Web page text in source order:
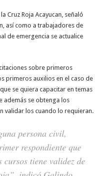
Cruz Roja Acayucan, señaló
así como a trabajadores de
de emergencia se actualice
sobre primeros
primeros auxilios en el caso de
se quiera capacitar en temas
además se obtenga los
validar los cuando lo requieran.
persona civil,
respondiente que
tiene validez de